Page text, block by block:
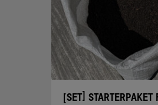
[SET] STARTERPAKET